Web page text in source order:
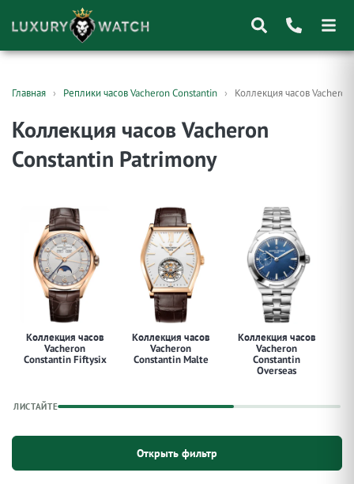
товаров
Главная Реплики часов Vacheron Constantin Коллекция часов
Коллекция часов Vacheron
Constantin Patrimony
Коллекция часов
Vacheron
Constantin Fiftysix
Коллекция часов
Vacheron
Constantin Malte
Коллекция часов
Vacheron
Constantin
Overseas
ЛИСТАЙТЕ
Открыть фильтр